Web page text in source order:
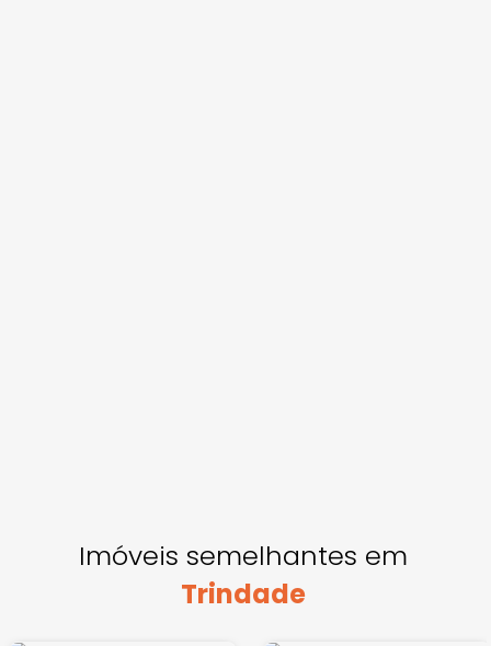
Imóveis semelhantes em
Trindade